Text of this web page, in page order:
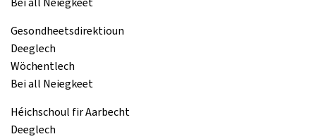
Gesondheetsdirektioun
Deeglech
Wöchentlech
Bei all Neiegkeet
Héichschoul fir Aarbecht
Deeglech